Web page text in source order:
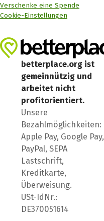
Verschenke eine Spende
Cookie-Einstellungen
betterplace.org ist
gemeinnützig und
arbeitet nicht
profitorientiert.
Unsere
Bezahlmöglichkeiten:
Apple Pay, Google Pay,
PayPal, SEPA
Lastschrift,
Kreditkarte,
Überweisung.
USt-IdNr.:
DE370051614